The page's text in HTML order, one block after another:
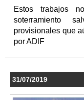
Estos trabajos
soterramiento
provisionales que
por ADIF
31/07/2019